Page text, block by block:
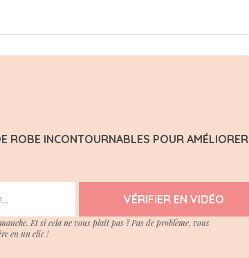
ROBE INCONTOURNABLES POUR AMÉLIORER
VÉRIFIER EN VIDÉO
Et si cela ne vous plait pas ? Pas de problème, vous
en un clic !